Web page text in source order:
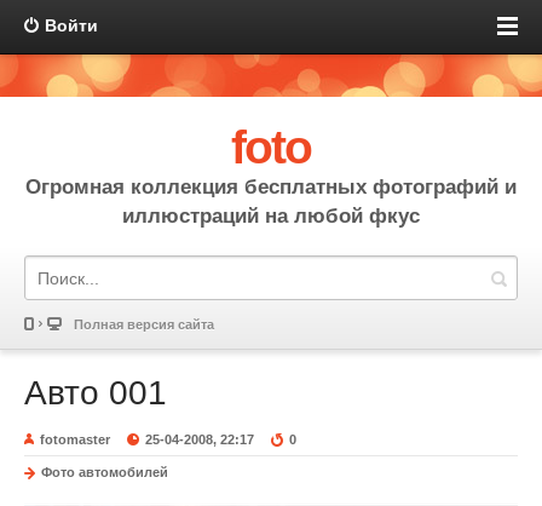
Войти
foto
Огромная коллекция бесплатных фотографий и
иллюстраций на любой фкус
Полная версия сайта
Авто 001
fotomaster 25-04-2008, 22:17 0
Фото автомобилей